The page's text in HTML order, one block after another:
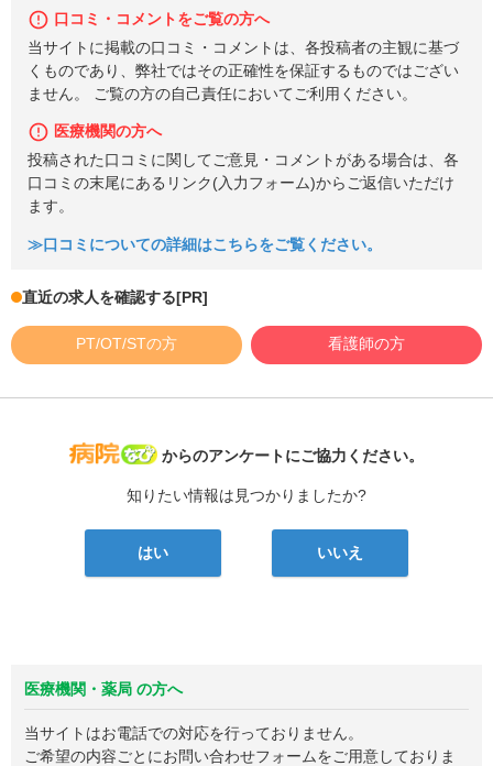
口コミ・コメントをご覧の方へ
当サイトに掲載の口コミ・コメントは、各投稿者の主観に基づ
くものであり、弊社ではその正確性を保証するものではござい
ません。 ご覧の方の自己責任においてご利用ください。
医療機関の方へ
投稿された口コミに関してご意見・コメントがある場合は、各
口コミの末尾にあるリンク(入力フォーム)からご返信いただけ
ます。
≫口コミについての詳細はこちらをご覧ください。
直近の求人を確認する[PR]
PT/OT/STの方 看護師の方
病院なび
からのアンケートにご協力ください。
知りたい情報は見つかりましたか?
はい いいえ
医療機関・薬局 の方へ
当サイトはお電話での対応を行っておりません。
ご希望の内容ごとにお問い合わせフォームをご用意しておりま